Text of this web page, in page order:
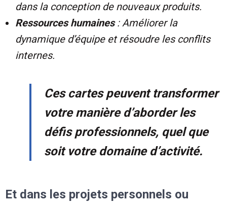
dans la conception de nouveaux produits.
Ressources humaines: Améliorer la
dynamique d’équipe et résoudre les conflits
internes.
Ces cartes peuvent transformer
votre manière d’aborder les
défis professionnels, quel que
soit votre domaine d’activité.
Et dans les projets personnels ou